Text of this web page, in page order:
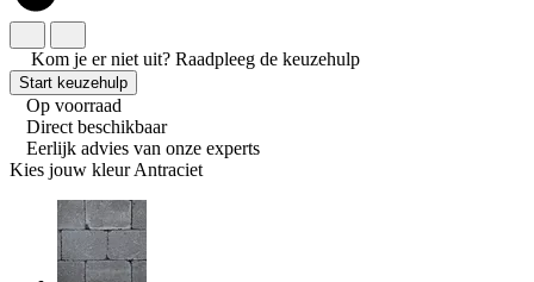
Kom je er niet uit? Raadpleeg de keuzehulp
Start keuzehulp
Op voorraad
Direct beschikbaar
Eerlijk advies van onze experts
Kies jouw kleurAntraciet